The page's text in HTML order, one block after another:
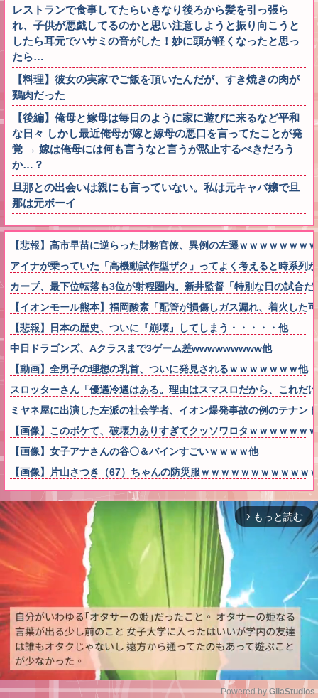
レストランで食事してたらいきなり後ろから髪を引っ張ら
れ、子供が悪戯してるのかと思い注意しようと振り向こうと
したら耳元でハサミの音がした！妙に頭が軽くなったと思っ
たら…
【料理】彼女の実家でご飯を頂いたんだが、すき焼きの肉が
鶏肉だった
【後編】俺母と嫁母は毎日のように家に遊びに来るなど平和
な日々 しかし最近俺母が嫁と嫁母の悪口を言ってたことが発
覚 → 嫁は俺母には何も言うなと言うが黙止するべきだろう
か…？
旦那との出会いは親にも言っていない。私は元キャバ嬢で旦
那は元ボーイ
【悲報】高市早苗に逆らった財務官僚、異例の左遷ｗｗｗｗｗｗｗ
アイナが乗っていた「高機動試作型ザク」ってよく考えると時系列
カープ、最下位転落も3位が射程圏内。新井監督「特別な日の試合
【イオンモール熊本】福岡酸素「配管が損傷しガス漏れ、着火し
【悲報】日本の歴史、ついに『崩壊』してしまう・・・・・他
中日ドラゴンズ、Aクラスまで3ゲーム差wwwwwwwww他
【動画】全男子の理想の乳首、ついに発見されるｗｗｗｗｗｗｗ他
スロッターさん「優遇冷遇はある。理由はスマスロだから、これだ
ミヤネ屋に出演した左派の社会学者、イオン爆発事故の例のテナ
【画像】このボケて、破壊力ありすぎてクッソワロタｗｗｗｗｗｗ
【画像】女子アナさんの谷〇＆バインすごいｗｗｗｗ他
【画像】片山さつき（67）ちゃんの防災服ｗｗｗｗｗｗｗｗｗｗｗ
arrow_forward_ios もっと読む
Powered by GliaStudios